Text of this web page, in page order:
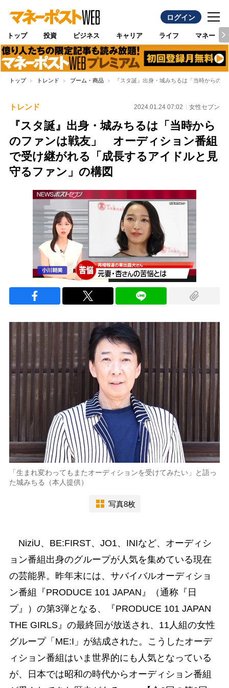
ログイン
トップ 投資 ビジネス キャリア ライフ マネー
トップ トレンド ブーム・商品 『スタ誕』出身・城みちるは「当時からの
トレンド 2024.01.24 07:02 女性セブン
『スタ誕』出身・城みちるは「当時から
のファンは戦友」 オーディション番組
で受け継がれる「成長するアイドルと見
守るファン」の構図
「生まれ変わってもまたオーディションを受けてみたい」と語っ
た城みちる（本人提供）
写真8枚
NiziU、BE:FIRST、JO1、INIなど、オーディシ
ョン番組出身のグループが人気を集めている現在
の芸能界。昨年末には、サバイバルオーディショ
ン番組『PRODUCE 101 JAPAN』（通称『日
プ』）の第3弾となる、『PRODUCE 101 JAPAN
THE GIRLS』の最終回が放送され、11人組の女性
グループ「ME:I」が結成された。こうしたオーデ
ィション番組はいま世界的にも人気となっている
が、日本では昭和の時代からオーディション番組